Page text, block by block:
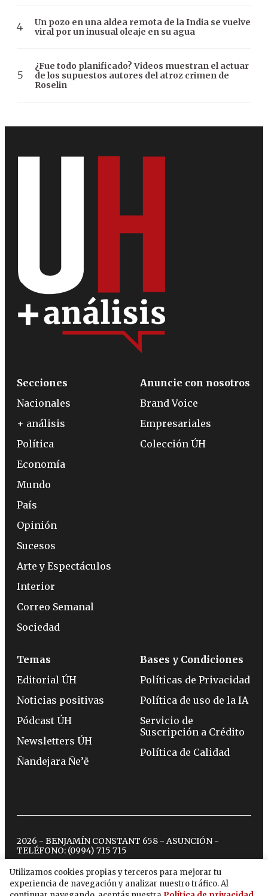
Un pozo en una aldea remota de la India se vuelve
viral por un inusual oleaje en su agua
¿Fue todo planificado? Videos muestran el actuar
de los supuestos autores del atroz crimen de
Roselin
Utilizamos cookies propias y terceros para mejorar tu
experiencia de navegación y analizar nuestro tráfico. Al
Secciones
Nacionales
+ análisis
Política
Economía
Mundo
País
Opinión
Sucesos
Arte y Espectáculos
Interior
Correo Semanal
Sociedad
Anuncie con nosotros
Brand Voice
Empresariales
Colección ÚH
Temas
Editorial ÚH
Noticias positivas
Pódcast ÚH
Newsletters ÚH
Ñandejara Ñe’ẽ
Bases y Condiciones
Políticas de Privacidad
Política de uso de la IA
Servicio de
Suscripción a Crédito
Política de Calidad
2026 - BENJAMÍN CONSTANT 658 - ASUNCIÓN -
TELÉFONO: (0994) 715 715
twitterinstagram
facebook
tiktokyoutubespotify